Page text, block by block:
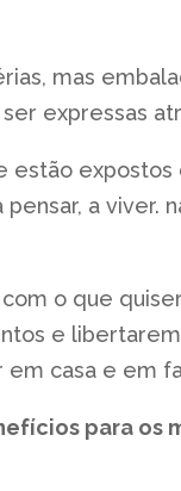
mas
expressas
a viver.
o que
e
casa e em
para os